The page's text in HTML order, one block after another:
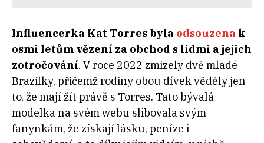
Influencerka Kat Torres byla odsouzena k
osmi letům vězení za obchod s lidmi a jejich
zotročování. V roce 2022 zmizely dvě mladé
Brazilky, přičemž rodiny obou dívek věděly jen
to, že mají žít právě s Torres. Tato bývalá
modelka na svém webu slibovala svým
fanynkám, že získají lásku, peníze i